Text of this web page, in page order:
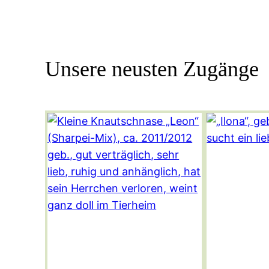
Unsere neusten Zugänge